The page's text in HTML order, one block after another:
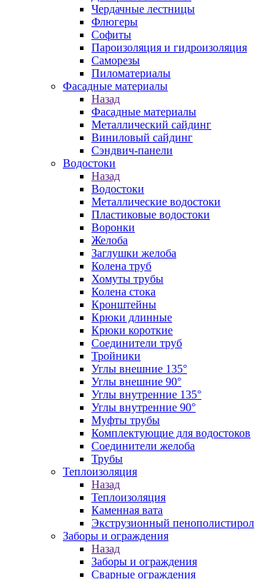
Чердачные лестницы
Флюгеры
Софиты
Пароизоляция и гидроизоляция
Саморезы
Пиломатериалы
Фасадные материалы
Назад
Фасадные материалы
Металлический сайдинг
Виниловый сайдинг
Сэндвич-панели
Водостоки
Назад
Водостоки
Металлические водостоки
Пластиковые водостоки
Воронки
Желоба
Заглушки желоба
Колена труб
Хомуты трубы
Колена стока
Кронштейны
Крюки длинные
Крюки короткие
Соединители труб
Тройники
Углы внешние 135°
Углы внешние 90°
Углы внутренние 135°
Углы внутренние 90°
Муфты трубы
Комплектующие для водостоков
Соединители желоба
Трубы
Теплоизоляция
Назад
Теплоизоляция
Каменная вата
Экструзионный пенополистирол
Заборы и ограждения
Назад
Заборы и ограждения
Сварные ограждения